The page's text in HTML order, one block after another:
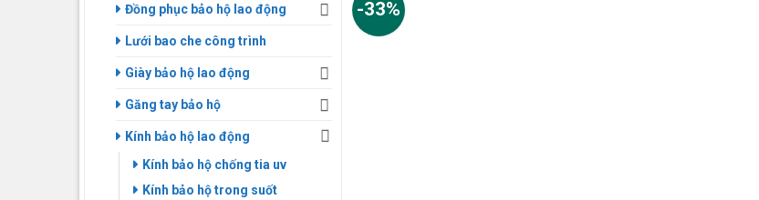
Đồng phục bảo hộ lao động
Lưới bao che công trình
Giày bảo hộ lao động
Găng tay bảo hộ
Kính bảo hộ lao động
Kính bảo hộ chống tia uv
Kính bảo hộ trong suốt
-33%